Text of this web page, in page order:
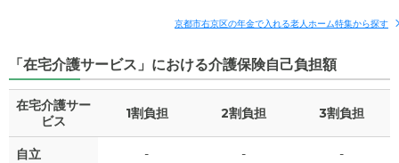
1.5 万円
食費 ? 0 万円
水道・光熱費
?
家賃 11.1 万円
管理費 ? 1.5 万円
京都市右京区の年金で入れる老人ホーム特集から探す
「在宅介護サービス」における介護保険自己負担額
在宅介護サー
ビス
1割負担 2割負担 3割負担
自立 - - -